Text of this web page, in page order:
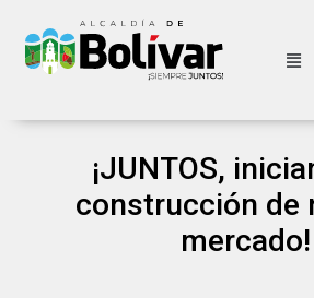
¡JUNTOS,
construcción de
mercado!